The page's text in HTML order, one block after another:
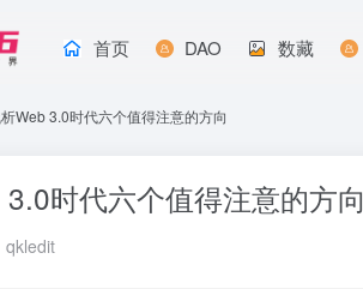
首页 DAO 数藏
Web 3.0时代六个值得注意的方向
时代六个值得注意的方向
qkledit